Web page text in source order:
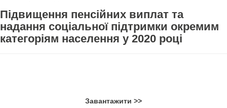
Підвищення пенсійних виплат та
надання соціальної підтримки окремим
категоріям населення у 2020 році
Завантажити >>